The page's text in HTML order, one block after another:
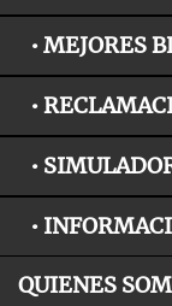
• MEJORES
•
•
•
QUIENES